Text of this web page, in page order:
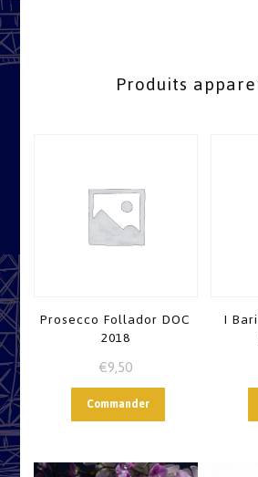
Produits
Prosecco Follador DOC
2018
€9,50
Commander
I